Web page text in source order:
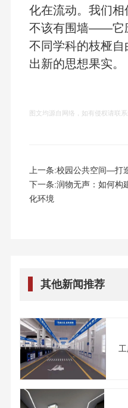
化在流动。我们
不该有围墙——它
不同学科的枝桠
出新的思想果实。
图文均源自网络，如有侵权请联系
上一条:校园公共空间—打
下一条:润物无声：如何构
化环境
其他新闻推荐